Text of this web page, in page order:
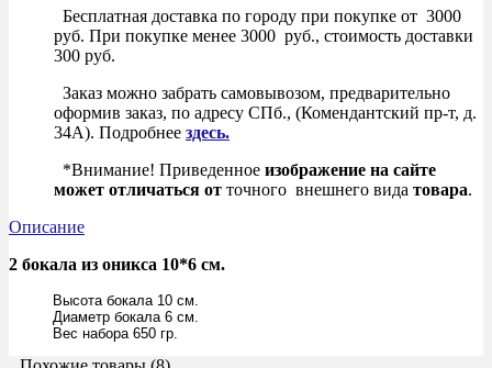
Бесплатная доставка по городу при покупке от 3000
руб. При покупке менее 3000 руб., стоимость доставки
300 руб.
Заказ можно забрать самовывозом, предварительно
оформив заказ, по адресу СПб., (Комендантский пр-т, д.
34А). Подробнее здесь.
*Внимание! Приведенное изображение на сайте
может отличаться от точного внешнего вида товара.
Описание
2 бокала из оникса 10*6 см.
Высота бокала 10 см.
Диаметр бокала 6 см.
Вес набора 650 гр.